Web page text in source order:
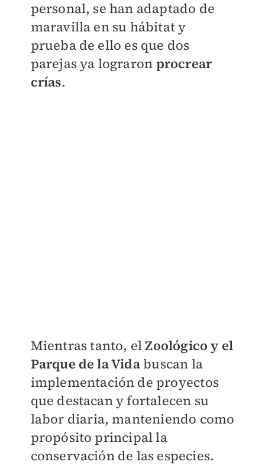
personal, se han adaptado de
maravilla en su hábitat y
prueba de ello es que dos
parejas ya lograron procrear
crías.
Mientras tanto, elZoológico y el
Parque de la Vidabuscan la
implementación de proyectos
que destacan y fortalecen su
labor diaria, manteniendo como
propósito principal la
conservación de las especies.